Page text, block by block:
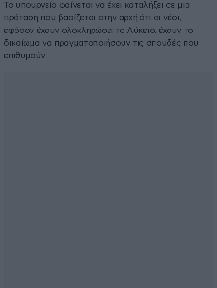
Το υπουργείο φαίνεται να έχει καταλήξει σε μια
πρόταση που βασίζεται στην αρχή ότι οι νέοι,
εφόσον έχουν ολοκληρώσει το Λύκειο, έχουν το
δικαίωμα να πραγματοποιήσουν τις σπουδές που
επιθυμούν.